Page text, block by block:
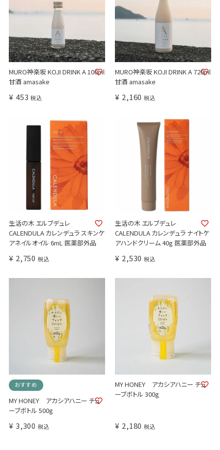
MURO神楽坂 KOJI DRINK A 100ml
甘酒 amasake
¥ 453 税込
MURO神楽坂 KOJI DRINK A 720ml
甘酒 amasake
¥ 2,160 税込
生活の木 エルブデュレ
CALENDULA カレンデュラ スキンケ
アネイルオイル 6mL 医薬部外品
¥ 2,750 税込
生活の木 エルブデュレ
CALENDULA カレンデュラ ナイトケ
アハンドクリーム 40g 医薬部外品
¥ 2,530 税込
おすすめ
MY HONEY アカシアハニー チュ
ーブボトル 500g
¥ 3,300 税込
MY HONEY アカシアハニー チュ
ーブボトル 300g
¥ 2,180 税込